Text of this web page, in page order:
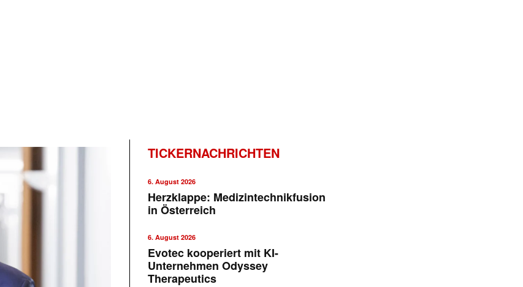
TICKERNACHRICHTEN
6. August 2026
Herzklappe: Medizintechnikfusion
in Österreich
6. August 2026
Evotec kooperiert mit KI-
Unternehmen Odyssey
Therapeutics